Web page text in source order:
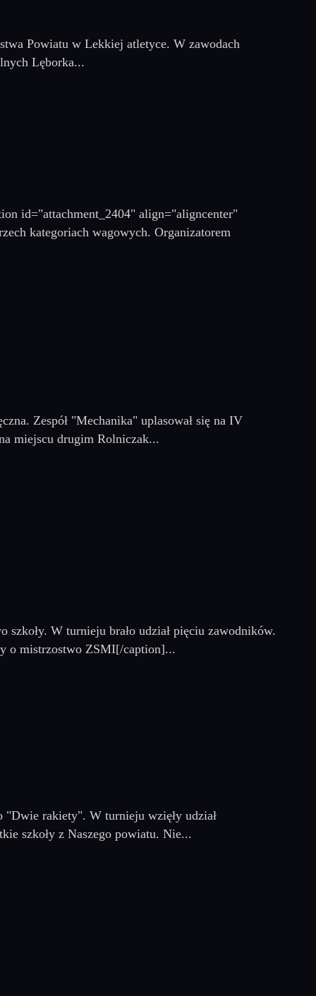
Powiatu w Lekkiej atletyce. W zawodach
Lęborka...
id="attachment_2404" align="aligncenter"
kategoriach wagowych. Organizatorem
Zespół "Mechanika" uplasował się na IV
miejscu drugim Rolniczak...
W turnieju brało udział pięciu zawodników.
o mistrzostwo ZSMI[/caption]...
"Dwie rakiety". W turnieju wzięły udział
szkoły z Naszego powiatu. Nie...